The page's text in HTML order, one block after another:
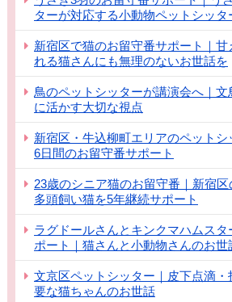
ターが対応する小動物ペットシッタ
新宿区で猫のお留守番サポート｜
れる猫さんにも無理のないお世話を
鳥のペットシッターが講演会へ｜
に活かす大切な視点
新宿区・牛込柳町エリアのペット
6日間のお留守番サポート
23歳のシニア猫のお留守番｜新宿
多頭飼い猫を5年継続サポート
ラグドールさんとキンクマハムス
ポート｜猫さんと小動物さんのお
文京区ペットシッター｜皮下点滴
要な猫ちゃんのお世話